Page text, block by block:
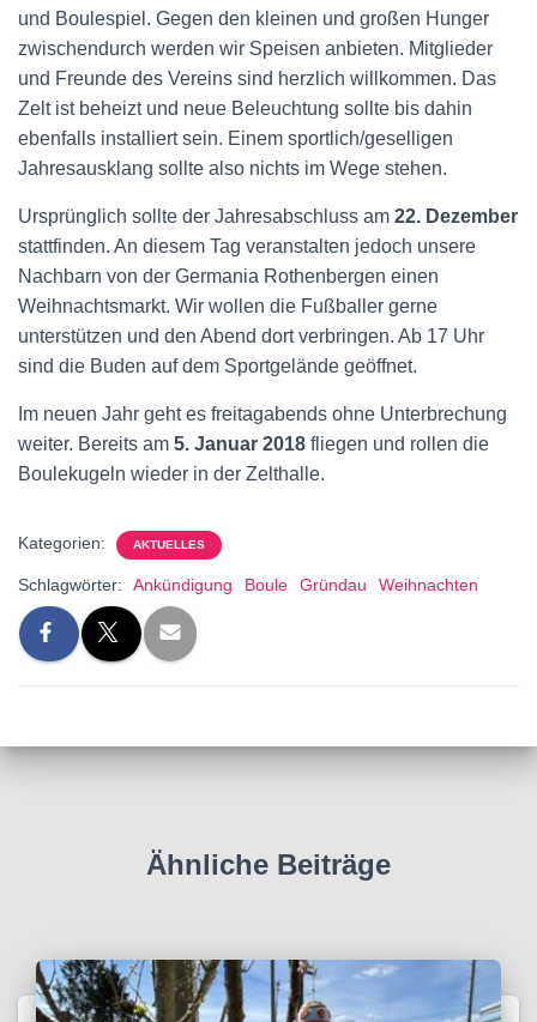
und Boulespiel. Gegen den kleinen und großen Hunger
zwischendurch werden wir Speisen anbieten. Mitglieder
und Freunde des Vereins sind herzlich willkommen. Das
Zelt ist beheizt und neue Beleuchtung sollte bis dahin
ebenfalls installiert sein. Einem sportlich/geselligen
Jahresausklang sollte also nichts im Wege stehen.
Ursprünglich sollte der Jahresabschluss am 22. Dezember
stattfinden. An diesem Tag veranstalten jedoch unsere
Nachbarn von der Germania Rothenbergen einen
Weihnachtsmarkt. Wir wollen die Fußballer gerne
unterstützen und den Abend dort verbringen. Ab 17 Uhr
sind die Buden auf dem Sportgelände geöffnet.
Im neuen Jahr geht es freitagabends ohne Unterbrechung
weiter. Bereits am 5. Januar 2018 fliegen und rollen die
Boulekugeln wieder in der Zelthalle.
Kategorien: AKTUELLES
Schlagwörter: Ankündigung Boule Gründau Weihnachten
Ähnliche Beiträge